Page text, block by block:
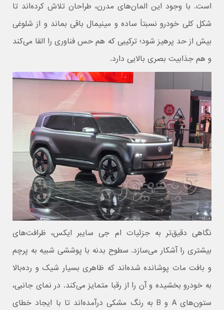
است. با وجود این المان‌های مدرن، طراحان تلاش کرده‌اند تا
شکل کلی خودرو نسبتاً ساده و مینیمال باقی بماند و از شلوغی
بیش از حد پرهیز شود؛ ترکیبی که هم حس فناوری را القا می‌کند
و هم جذابیت بصری بالایی دارد.
نگاهی دقیق‌تر به جزئیات ام جی سایبر ایکس، ظرافت‌های
بیشتری را آشکار می‌سازد. سطوح بدنه با پوششی شبیه به پرچم
و بافت مات پوشانده شده‌اند که ظاهری بسیار شیک و رده‌بالا
به خودرو بخشیده و آن را از رقبا متمایز می‌کند. در نمای جانبی،
ستون‌های A و B به رنگ مشکی درآمده‌اند تا با ایجاد خطای